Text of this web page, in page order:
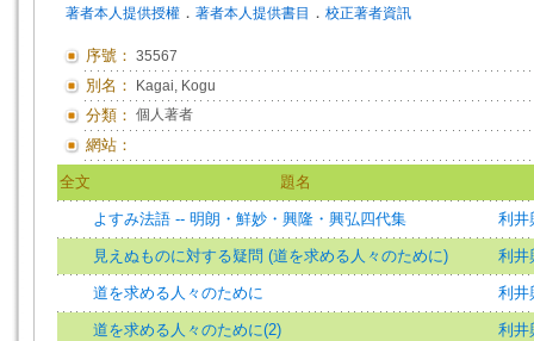
著者本人提供授權 ． 著者本人提供書目 ． 校正著者資訊
序號： 35567
別名： Kagai, Kogu
分類： 個人著者
網站：
全文 題名
よすみ法語 -- 明朗・鮮妙・興隆・興弘四代集 利井
見えぬものに対する疑問 (道を求める人々のために) 利井
道を求める人々のために 利井
道を求める人々のために(2) 利井